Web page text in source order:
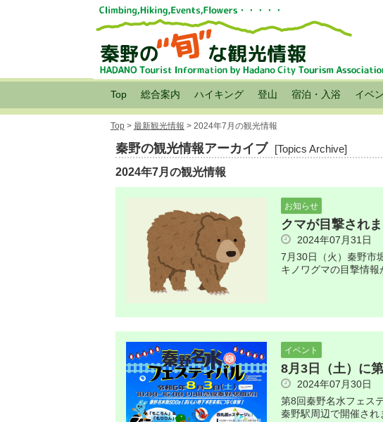
Top 総合案内 ハイキング 登山 宿泊・入浴 イベ
Top> 最新観光情報 > 2024年7月の観光情報
秦野の観光情報アーカイブ [Topics Archive]
2024年7月の観光情報
お知らせ
クマが目撃され
2024年07月31日
7月30日（火）秦野市
キノワグマの目撃情報
イベント
8月3日（土）に
2024年07月30日
第8回秦野名水フェス
秦野駅周辺で開催され